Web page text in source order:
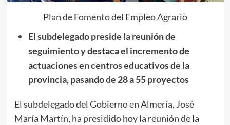
Plan de Fomento del Empleo Agrario
El subdelegado preside la reunión de
seguimiento y destaca el incremento de
actuaciones en centros educativos de la
provincia, pasando de 28 a 55 proyectos
El subdelegado del Gobierno en Almería, José
María Martín, ha presidido hoy la reunión de la